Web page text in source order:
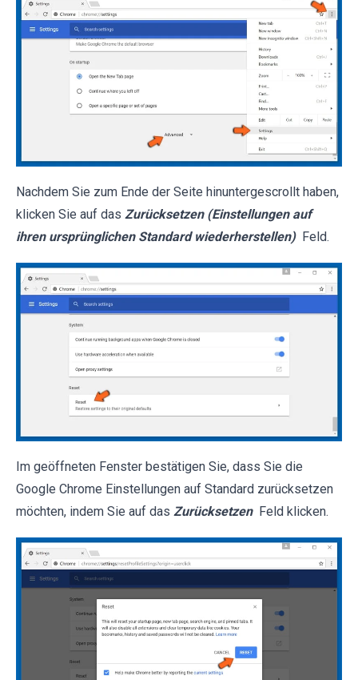
Nachdem Sie zum Ende der Seite hinuntergescrollt haben,
klicken Sie auf das Zurücksetzen (Einstellungen auf
ihren ursprünglichen Standard wiederherstellen) Feld.
Im geöffneten Fenster bestätigen Sie, dass Sie die
Google Chrome Einstellungen auf Standard zurücksetzen
möchten, indem Sie auf das Zurücksetzen Feld klicken.